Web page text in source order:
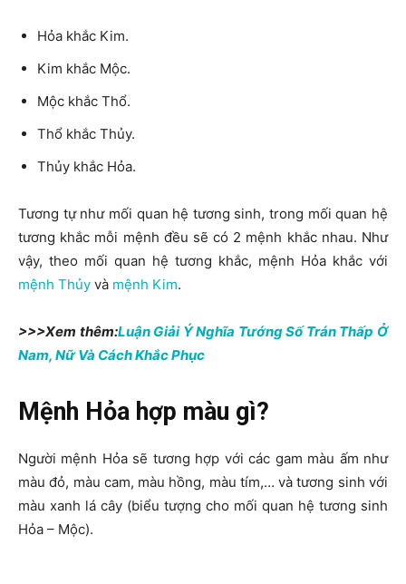
Hỏa khắc Kim.
Kim khắc Mộc.
Mộc khắc Thổ.
Thổ khắc Thủy.
Thủy khắc Hỏa.
Tương tự như mối quan hệ tương sinh, trong mối quan hệ
tương khắc mỗi mệnh đều sẽ có 2 mệnh khắc nhau. Như
vậy, theo mối quan hệ tương khắc, mệnh Hỏa khắc với
mệnh Thủy và mệnh Kim.
>>>Xem thêm:Luận Giải Ý Nghĩa Tướng Số Trán Thấp Ở
Nam, Nữ Và Cách Khắc Phục
Mệnh Hỏa hợp màu gì?
Người mệnh Hỏa sẽ tương hợp với các gam màu ấm như
màu đỏ, màu cam, màu hồng, màu tím,… và tương sinh với
màu xanh lá cây (biểu tượng cho mối quan hệ tương sinh
Hỏa – Mộc).